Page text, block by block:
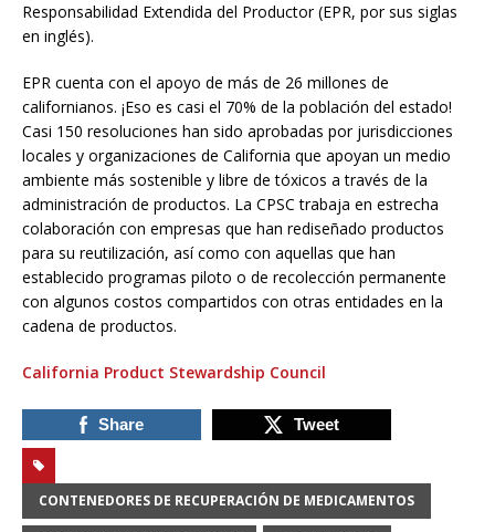
Responsabilidad Extendida del Productor (EPR, por sus siglas
en inglés).
EPR cuenta con el apoyo de más de 26 millones de
californianos. ¡Eso es casi el 70% de la población del estado!
Casi 150 resoluciones han sido aprobadas por jurisdicciones
locales y organizaciones de California que apoyan un medio
ambiente más sostenible y libre de tóxicos a través de la
administración de productos. La CPSC trabaja en estrecha
colaboración con empresas que han rediseñado productos
para su reutilización, así como con aquellas que han
establecido programas piloto o de recolección permanente
con algunos costos compartidos con otras entidades en la
cadena de productos.
California Product Stewardship Council
Share Tweet
CONTENEDORES DE RECUPERACIÓN DE MEDICAMENTOS